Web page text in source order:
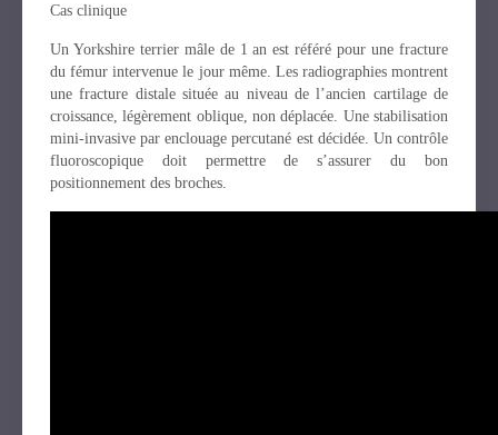
Cas clinique
Un Yorkshire terrier mâle de 1 an est référé pour une fracture
du fémur intervenue le jour même. Les radiographies montrent
une fracture distale située au niveau de l’ancien cartilage de
croissance, légèrement oblique, non déplacée. Une stabilisation
mini-invasive par enclouage percutané est décidée. Un contrôle
fluoroscopique doit permettre de s’assurer du bon
positionnement des broches.